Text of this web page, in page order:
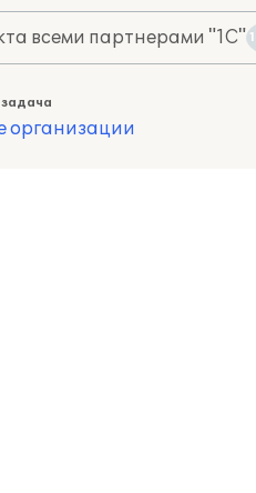
всеми партнерами "1С"
организации